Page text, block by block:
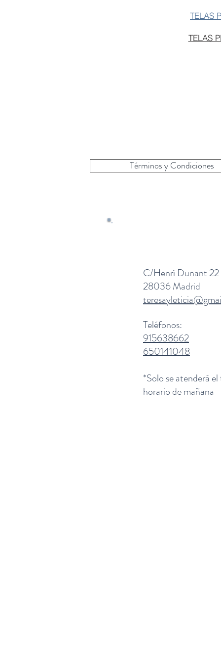
TELAS
TELAS
Términos y Condiciones
C/Henrí Dunant 22
28036 Madrid
Teléfonos:
915638662
650141048
*Solo se atenderá
horario de mañana